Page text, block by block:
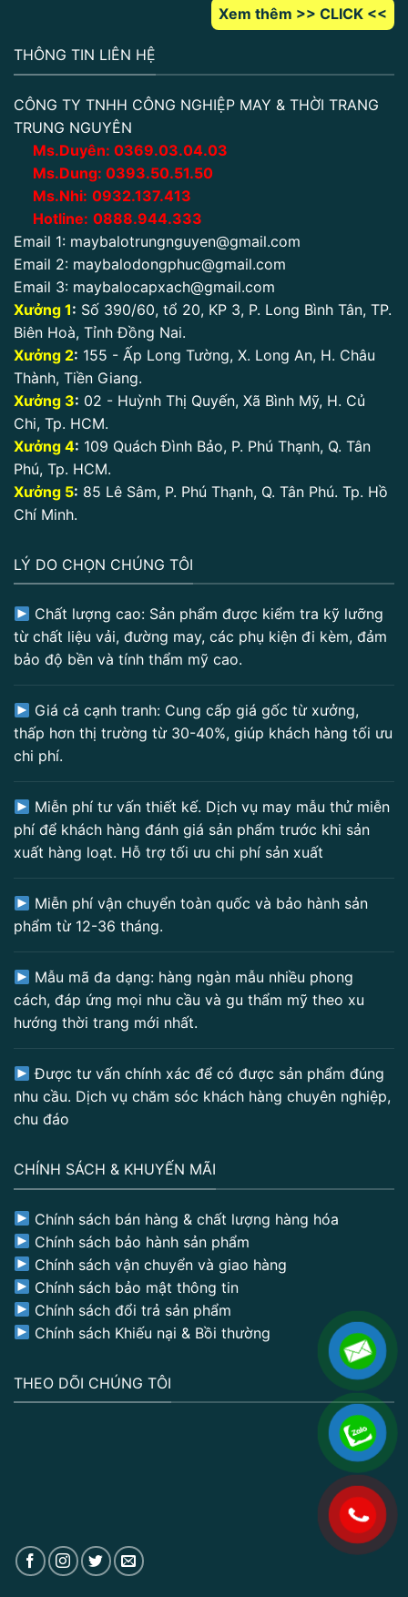
Xem thêm >> CLICK <<
THÔNG TIN LIÊN HỆ
CÔNG TY TNHH CÔNG NGHIỆP MAY & THỜI TRANG
TRUNG NGUYÊN
Ms.Duyên: 0369.03.04.03
Ms.Dung: 0393.50.51.50
Ms.Nhi: 0932.137.413
Hotline: 0888.944.333
Email 1: maybalotrungnguyen@gmail.com
Email 2: maybalodongphuc@gmail.com
Email 3: maybalocapxach@gmail.com
Xưởng 1: Số 390/60, tổ 20, KP 3, P. Long Bình Tân, TP.
Biên Hoà, Tỉnh Đồng Nai.
Xưởng 2: 155 - Ấp Long Tường, X. Long An, H. Châu
Thành, Tiền Giang.
Xưởng 3: 02 - Huỳnh Thị Quyến, Xã Bình Mỹ, H. Củ
Chi, Tp. HCM.
Xưởng 4: 109 Quách Đình Bảo, P. Phú Thạnh, Q. Tân
Phú, Tp. HCM.
Xưởng 5: 85 Lê Sâm, P. Phú Thạnh, Q. Tân Phú. Tp. Hồ
Chí Minh.
LÝ DO CHỌN CHÚNG TÔI
Chất lượng cao: Sản phẩm được kiểm tra kỹ lưỡng
từ chất liệu vải, đường may, các phụ kiện đi kèm, đảm
bảo độ bền và tính thẩm mỹ cao.
Giá cả cạnh tranh: Cung cấp giá gốc từ xưởng,
thấp hơn thị trường từ 30-40%, giúp khách hàng tối ưu
chi phí.
Miễn phí tư vấn thiết kế. Dịch vụ may mẫu thử miễn
phí để khách hàng đánh giá sản phẩm trước khi sản
xuất hàng loạt. Hỗ trợ tối ưu chi phí sản xuất
Miễn phí vận chuyển toàn quốc và bảo hành sản
phẩm từ 12-36 tháng.
Mẫu mã đa dạng: hàng ngàn mẫu nhiều phong
cách, đáp ứng mọi nhu cầu và gu thẩm mỹ theo xu
hướng thời trang mới nhất.
Được tư vấn chính xác để có được sản phẩm đúng
nhu cầu. Dịch vụ chăm sóc khách hàng chuyên nghiệp,
chu đáo
CHÍNH SÁCH & KHUYẾN MÃI
Chính sách bán hàng & chất lượng hàng hóa
Chính sách bảo hành sản phẩm
Chính sách vận chuyển và giao hàng
Chính sách bảo mật thông tin
Chính sách đổi trả sản phẩm
Chính sách Khiếu nại & Bồi thường
THEO DÕI CHÚNG TÔI
.